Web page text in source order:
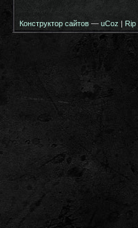
Конструктор сайтов — uCoz | Rip